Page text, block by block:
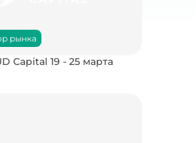
рынка
Capital 19 - 25 марта